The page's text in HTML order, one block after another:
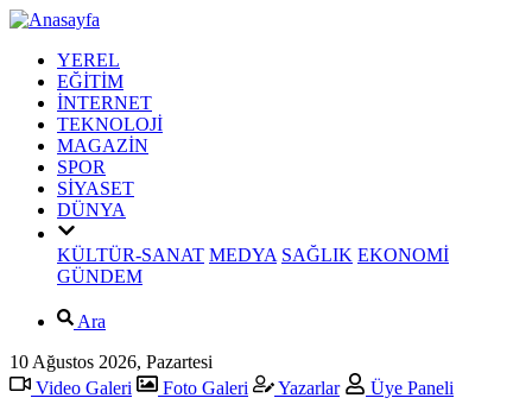
YEREL
EĞİTİM
İNTERNET
TEKNOLOJİ
MAGAZİN
SPOR
SİYASET
DÜNYA
KÜLTÜR-SANAT MEDYA SAĞLIK EKONOMİ
GÜNDEM
Ara
10 Ağustos 2026, Pazartesi
Video Galeri
Foto Galeri Yazarlar
Üye Paneli